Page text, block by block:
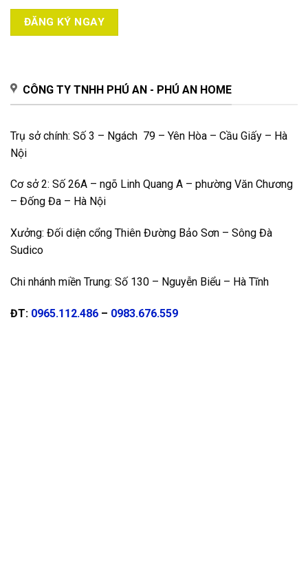
CÔNG TY TNHH PHÚ AN - PHÚ AN HOME
Trụ sở chính: Số 3 – Ngách 79 – Yên Hòa – Cầu Giấy – Hà
Nội
Cơ sở 2: Số 26A – ngõ Linh Quang A – phường Văn Chương
– Đống Đa – Hà Nội
Xưởng: Đối diện cổng Thiên Đường Bảo Sơn – Sông Đà
Sudico
Chi nhánh miền Trung: Số 130 – Nguyễn Biểu – Hà Tĩnh
ĐT: 0965.112.486 – 0983.676.559